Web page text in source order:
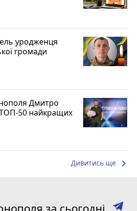
уродженця
громади
Дмитро
ТОП-50 найкращих
Дивитись ще keyboard_arrow_right
за сьогодні